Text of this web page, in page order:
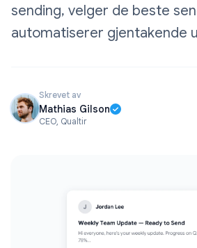
sending, velger de beste
automatiserer gjentakende
Skrevet av
Mathias Gilson
CEO, Qualtir